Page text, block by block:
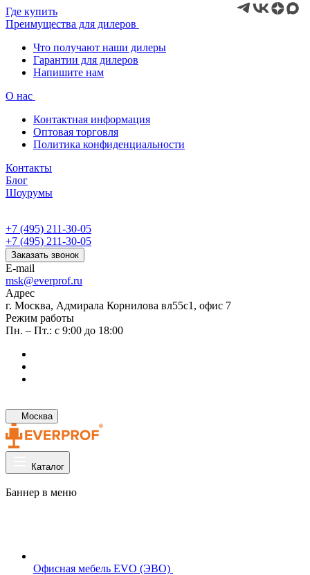
Где купить
Преимущества для дилеров
Что получают наши дилеры
Гарантии для дилеров
Напишите нам
О нас
Контактная информация
Оптовая торговля
Политика конфиденциальности
Контакты
Блог
Шоурумы
+7 (495) 211-30-05
+7 (495) 211-30-05
Заказать звонок
E-mail
msk@everprof.ru
Адрес
г. Москва, Адмирала Корнилова вл55с1, офис 7
Режим работы
Пн. – Пт.: с 9:00 до 18:00
Москва
Каталог
Баннер в меню
Офисная мебель EVO (ЭВО)